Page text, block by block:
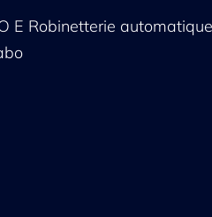
E Robinetterie